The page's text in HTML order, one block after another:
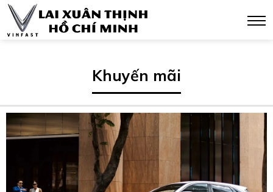
Khuyến mãi